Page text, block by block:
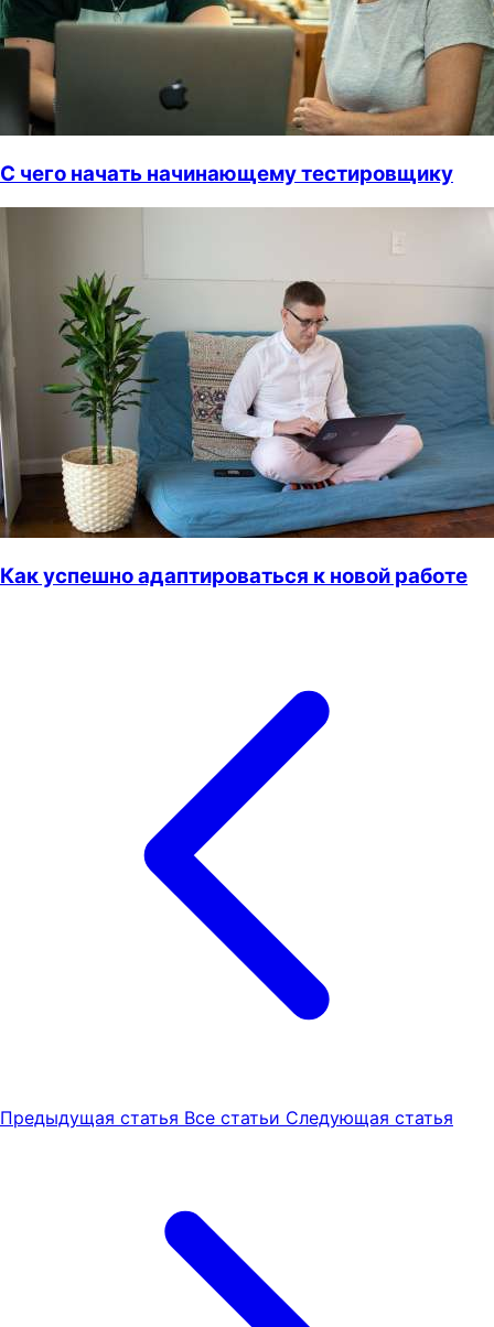
С чего начать начинающему тестировщику
Как успешно адаптироваться к новой работе
Предыдущая статья Все статьи Следующая статья